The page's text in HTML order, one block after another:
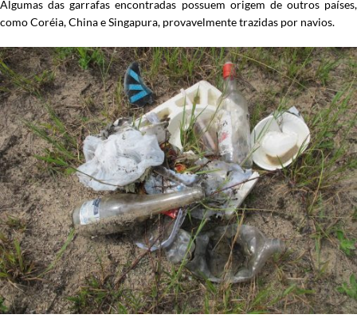
Algumas das garrafas encontradas possuem origem de outros países,
como Coréia, China e Singapura, provavelmente trazidas por navios.